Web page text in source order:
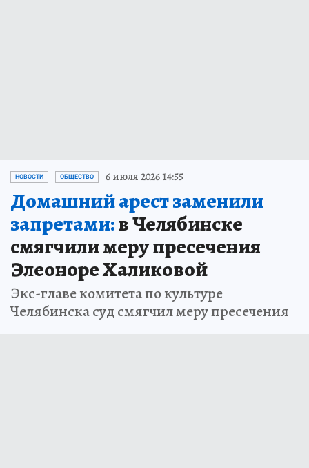
НОВОСТИ ОБЩЕСТВО 6 июля 2026 14:55
Домашний арест заменили
запретами:в Челябинске
смягчили меру пресечения
Элеоноре Халиковой
Экс-главе комитета по культуре
Челябинска суд смягчил меру пресечения